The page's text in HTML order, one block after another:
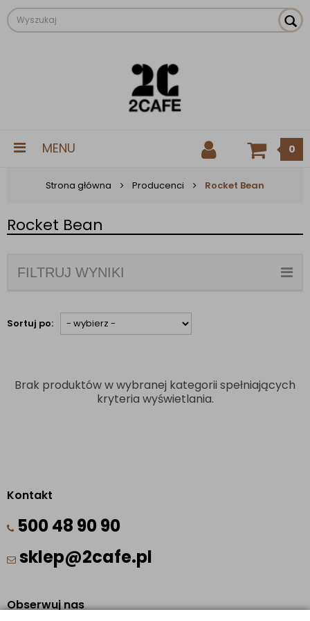
MENU 0
Strona główna Producenci Rocket Bean
Rocket Bean
FILTRUJ WYNIKI
Sortuj po:
Brak produktów w wybranej kategorii spełniających
kryteria wyświetlania.
Kontakt
500 48 90 90
sklep@2cafe.pl
Obserwuj nas